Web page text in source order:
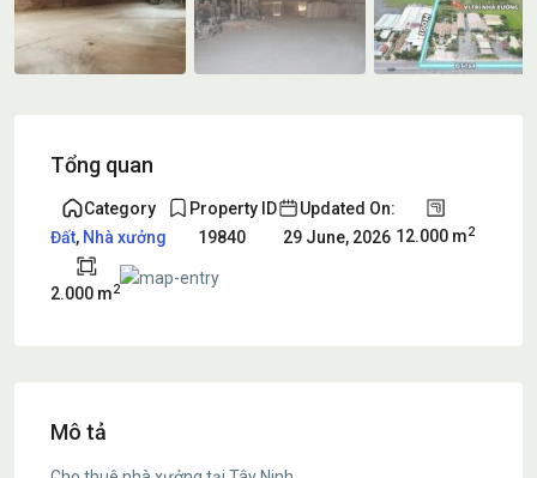
Tổng quan
Category
Đất, Nhà xưởng
Property ID
19840
Updated On:
29 June, 2026 12.000 m2
2.000 m2
Mô tả